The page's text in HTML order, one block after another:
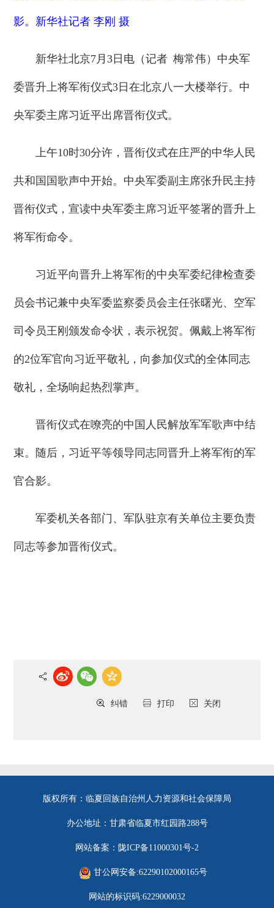
影。新华社记者 李刚 摄
新华社北京7月3日电（记者 梅常伟）中央军
委晋升上将军衔仪式3日在北京八一大楼举行。中
央军委主席习近平出席晋衔仪式。
上午10时30分许，晋衔仪式在庄严的中华人民
共和国国歌声中开始。中央军委副主席张升民主持
晋衔仪式，宣读中央军委主席习近平签署的晋升上
将军衔命令。
习近平向晋升上将军衔的中央军委纪律检查委
员会书记兼中央军委监察委员会主任张曙光、空军
司令员王刚颁发命令状，表示祝贺。佩戴上将军衔
的2位军官向习近平敬礼，向参加仪式的全体同志
敬礼，全场响起热烈掌声。
晋衔仪式在嘹亮的中国人民解放军军歌声中结
束。随后，习近平等领导同志同晋升上将军衔的军
官合影。
军委机关各部门、军队驻京有关单位主要负责
同志等参加晋衔仪式。
关闭
打印
纠错
版权所有：临夏回族自治州人力资源和社会保障局
办公地址：甘肃省临夏市红园路288号
网站备案：陇ICP备11000301号-2
甘公网安备:62290102000165号
网站的标识码:6229000032